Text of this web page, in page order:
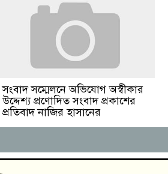
সংবাদ সম্মেলনে অভিযোগ অস্বীকার
উদ্দেশ্য প্রণোদিত সংবাদ প্রকাশের
প্রতিবাদ নাজির হাসানের